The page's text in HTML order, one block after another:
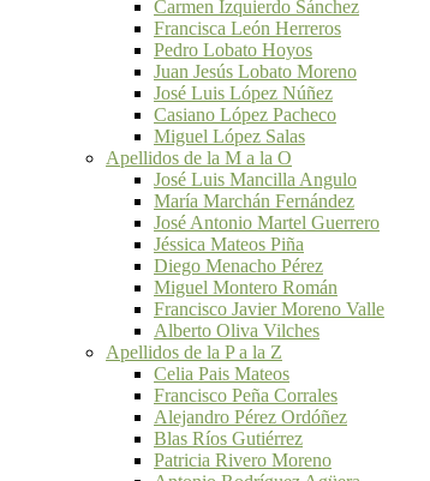
Carmen Izquierdo Sánchez
Francisca León Herreros
Pedro Lobato Hoyos
Juan Jesús Lobato Moreno
José Luis López Núñez
Casiano López Pacheco
Miguel López Salas
Apellidos de la M a la O
José Luis Mancilla Angulo
María Marchán Fernández
José Antonio Martel Guerrero
Jéssica Mateos Piña
Diego Menacho Pérez
Miguel Montero Román
Francisco Javier Moreno Valle
Alberto Oliva Vilches
Apellidos de la P a la Z
Celia Pais Mateos
Francisco Peña Corrales
Alejandro Pérez Ordóñez
Blas Ríos Gutiérrez
Patricia Rivero Moreno